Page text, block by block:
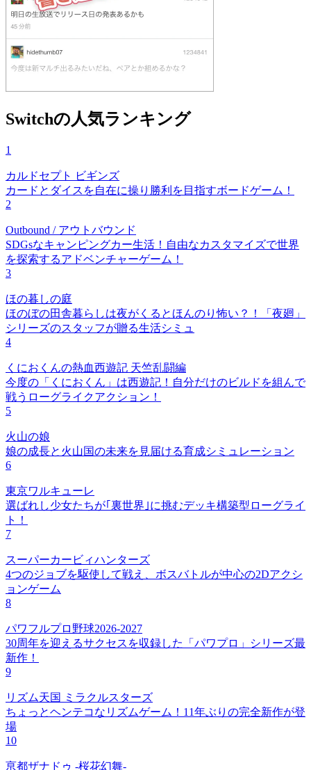
Switchの人気ランキング
1
カルドセプト ビギンズ
カードとダイスを自在に操り勝利を目指すボードゲーム！
2
Outbound / アウトバウンド
SDGsなキャンピングカー生活！自由なカスタマイズで世界
を探索するアドベンチャーゲーム！
3
ほの暮しの庭
ほのぼの田舎暮らしは夜がくるとほんのり怖い？！「夜廻」
シリーズのスタッフが贈る生活シミュ
4
くにおくんの熱血西遊記 天竺乱闘編
今度の「くにおくん」は西遊記！自分だけのビルドを組んで
戦うローグライクアクション！
5
火山の娘
娘の成長と火山国の未来を見届ける育成シミュレーション
6
東京ワルキューレ
選ばれし少女たちが｢裏世界｣に挑むデッキ構築型ローグライ
ト！
7
スーパーカービィハンターズ
4つのジョブを駆使して戦え、ボスバトルが中心の2Dアクシ
ョンゲーム
8
パワフルプロ野球2026-2027
30周年を迎えるサクセスを収録した「パワプロ」シリーズ最
新作！
9
リズム天国 ミラクルスターズ
ちょっとヘンテコなリズムゲーム！11年ぶりの完全新作が登
場
10
亰都ザナドゥ -桜花幻舞-